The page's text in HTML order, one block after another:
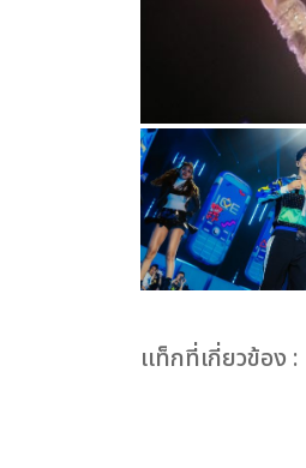
เเท็กที่เกี่ยวข้อง :